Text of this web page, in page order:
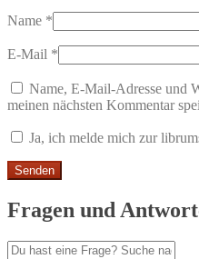
Name *
E-Mail *
Name, E-Mail-Adresse und
meinen nächsten Kommentar
Ja, ich melde mich zur
Fragen und